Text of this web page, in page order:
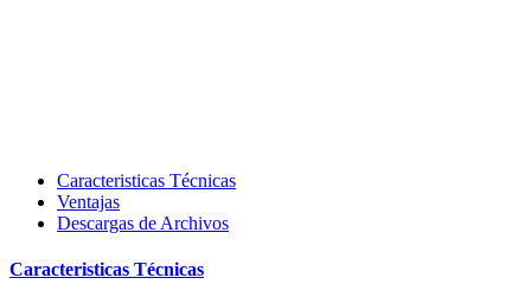
Caracteristicas Técnicas
Ventajas
Descargas de Archivos
Caracteristicas Técnicas